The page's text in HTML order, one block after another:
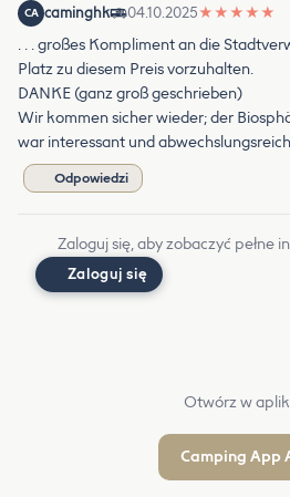
CA caminghk 04.10.2025★ ★ ★ ★ ★
. . . großes Kompliment an die
Platz zu diesem Preis vorzuhalten.
DANKE (ganz groß geschrieben)
Wir kommen sicher wieder; der
war interessant und
Odpowiedzi
Zaloguj się, aby zobaczyć pełne
Zaloguj się
Otwórz w
Camping App